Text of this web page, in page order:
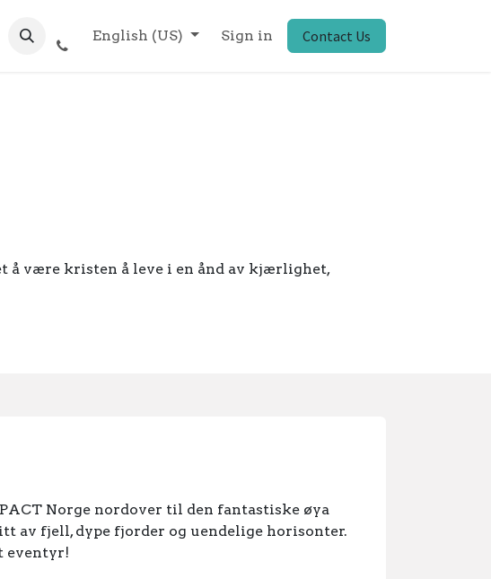
English (US) Sign in Contact Us
å være kristen å leve i en ånd av kjærlighet,
Norge nordover til den fantastiske øya
av fjell, dype fjorder og uendelige horisonter.
eventyr!